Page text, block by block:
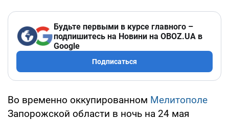
Будьте первыми в курсе главного –
подпишитесь на Новини на OBOZ.UA в
Google
Подписаться
Во временно оккупированном Мелитополе
Запорожской области в ночь на 24 мая